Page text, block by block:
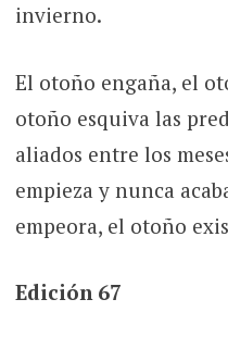
invierno.
El otoño engaña, el
otoño esquiva las
aliados entre los
empieza y nunca
empeora, el otoño
Edición 67